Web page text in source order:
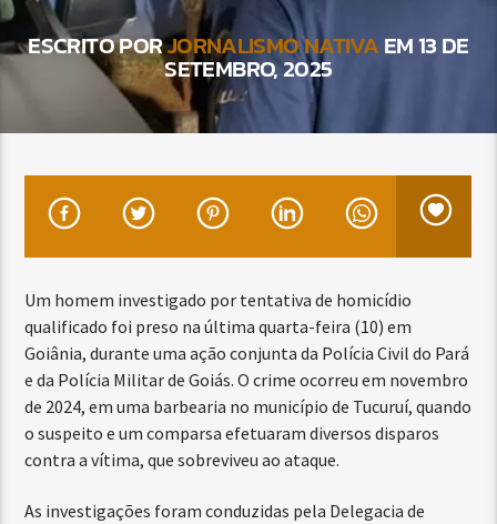
ESCRITO PORJORNALISMO NATIVAEM 13 DE
SETEMBRO, 2025
Um homem investigado por tentativa de homicídio
qualificado foi preso na última quarta-feira (10) em
Goiânia, durante uma ação conjunta da Polícia Civil do Pará
e da Polícia Militar de Goiás. O crime ocorreu em novembro
de 2024, em uma barbearia no município de Tucuruí, quando
o suspeito e um comparsa efetuaram diversos disparos
contra a vítima, que sobreviveu ao ataque.
As investigações foram conduzidas pela Delegacia de